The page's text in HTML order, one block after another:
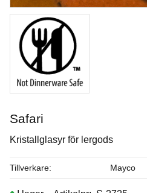
Royal Soft Fan
Penslar från Royal & Langnickel
Art. nr: R835-4
Safari
Kristallglasyr för lergods
Tillverkare Mayco